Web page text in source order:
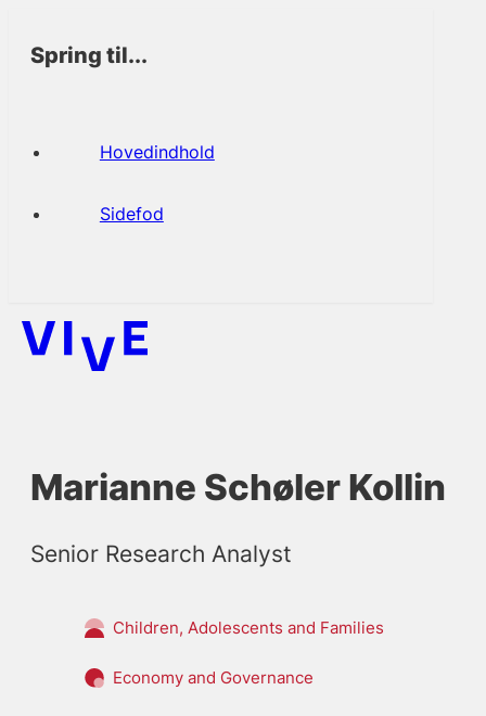
Spring til...
Hovedindhold
Sidefod
Marianne Schøler Kollin
Senior Research Analyst
Children, Adolescents and Families
Economy and Governance